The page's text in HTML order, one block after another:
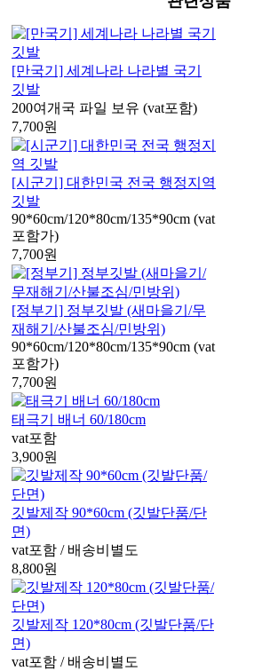
[만국기] 세계나라 나라별 국기
깃발
200여개국 파일 보유 (vat포함)
7,700원
[시군기] 대한민국 전국 행정지역
깃발
90*60cm/120*80cm/135*90cm (vat
포함가)
7,700원
[정부기] 정부깃발 (새마을기/무
재해기/산불조심/민방위)
90*60cm/120*80cm/135*90cm (vat
포함가)
7,700원
태극기 배너 60/180cm
vat포함
3,900원
깃발제작 90*60cm (깃발단품/단
면)
vat포함 / 배송비별도
8,800원
깃발제작 120*80cm (깃발단품/단
면)
vat포함 / 배송비별도